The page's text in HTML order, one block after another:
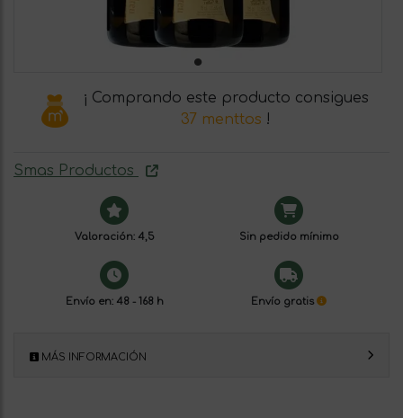
¡ Comprando este producto consigues
37 menttos !
Smas Productos
Valoración: 4,5 Sin pedido mínimo
Envío en: 48 - 168 h Envío gratis
MÁS INFORMACIÓN